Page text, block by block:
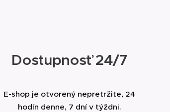
Dostupnosť 24/7
E-shop je otvorený nepretržite, 24
hodín denne, 7 dní v týždni.